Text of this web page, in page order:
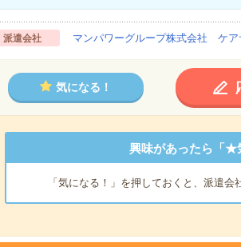
派遣会社 マンパワーグループ株式会社 ケ
気になる！
興味があったら「★
「気になる！」を押しておくと、派遣会